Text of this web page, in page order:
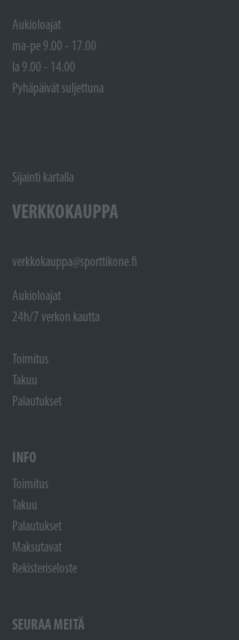
Aukioloajat
ma-pe 9.00 - 17.00
la 9.00 - 14.00
Pyhäpäivät suljettuna
Sijainti kartalla
VERKKOKAUPPA
verkkokauppa@sporttikone.fi
Aukioloajat
24h/7 verkon kautta
Toimitus
Takuu
Palautukset
INFO
Toimitus
Takuu
Palautukset
Maksutavat
Rekisteriseloste
SEURAA MEITÄ